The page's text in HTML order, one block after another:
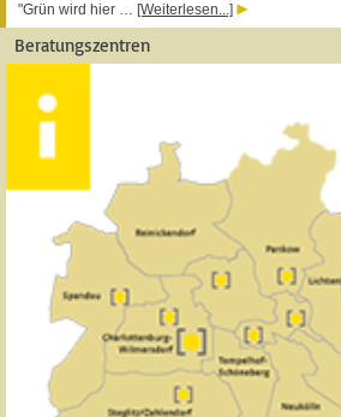
"Grün wird hier … [Weiterlesen...]
Beratungszentren